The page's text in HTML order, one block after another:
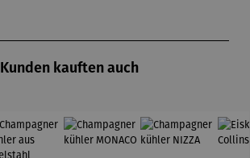
Kunden kauften auch